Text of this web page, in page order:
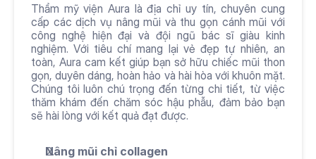
Thẩm mỹ viện Aura là địa chỉ uy tín, chuyên cung
cấp các dịch vụ nâng mũi và thu gọn cánh mũi với
công nghệ hiện đại và đội ngũ bác sĩ giàu kinh
nghiệm. Với tiêu chí mang lại vẻ đẹp tự nhiên, an
toàn, Aura cam kết giúp bạn sở hữu chiếc mũi thon
gọn, duyên dáng, hoàn hảo và hài hòa với khuôn mặt.
Chúng tôi luôn chú trọng đến từng chi tiết, từ việc
thăm khám đến chăm sóc hậu phẫu, đảm bảo bạn
sẽ hài lòng với kết quả đạt được.
Nâng mũi chỉ collagen